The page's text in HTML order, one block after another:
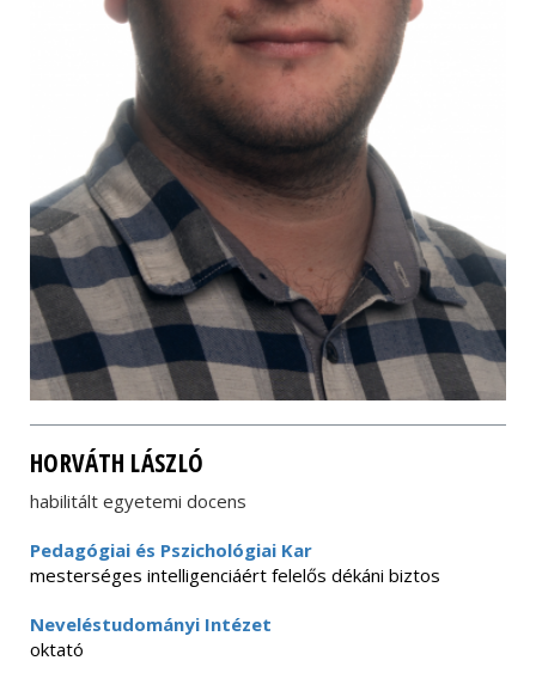
HORVÁTH LÁSZLÓ
habilitált egyetemi docens
Pedagógiai és Pszichológiai Kar
mesterséges intelligenciáért felelős dékáni biztos
Neveléstudományi Intézet
oktató